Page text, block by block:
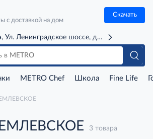
с доставкой на дом
Скачать
Ул. Ленинградское шоссе, д. 71Г (м. Речной
METRO Chef Школа Fine Life
3 товара